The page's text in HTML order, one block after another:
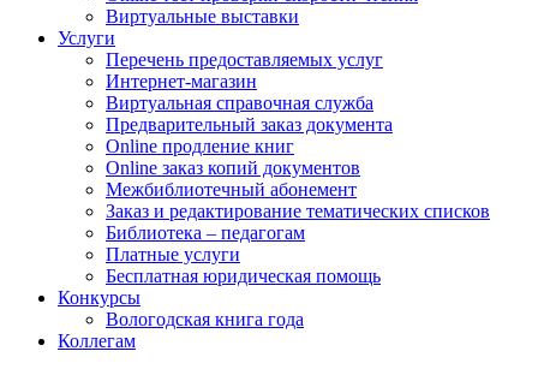
Виртуальные выставки
Услуги
Перечень предоставляемых услуг
Интернет-магазин
Виртуальная справочная служба
Предварительный заказ документа
Online продление книг
Online заказ копий документов
Межбиблиотечный абонемент
Заказ и редактирование тематических списков
Библиотека – педагогам
Платные услуги
Бесплатная юридическая помощь
Конкурсы
Вологодская книга года
Коллегам